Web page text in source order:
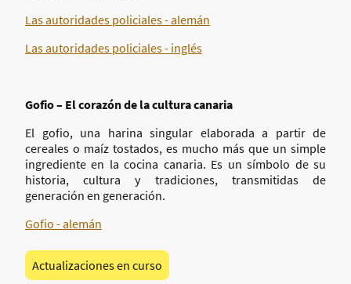
Las autoridades policiales - alemán
Las autoridades policiales - inglés
Gofio – El corazón de la cultura canaria
El gofio, una harina singular elaborada a partir de
cereales o maíz tostados, es mucho más que un simple
ingrediente en la cocina canaria. Es un símbolo de su
historia, cultura y tradiciones, transmitidas de
generación en generación.
Gofio - alemán
Actualizaciones en curso